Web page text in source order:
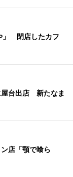
」 閉店したカフ
屋台出店 新たなま
店「顎で喰ら